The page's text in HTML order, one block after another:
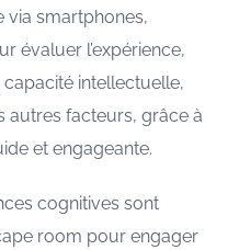
via smartphones,
évaluer l’expérience,
intellectuelle,
autres facteurs, grâce à
et engageante.
cognitives sont
room pour engager